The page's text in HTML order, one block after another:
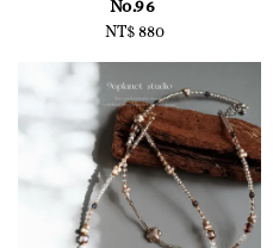
No.96
Regular
NT$ 880